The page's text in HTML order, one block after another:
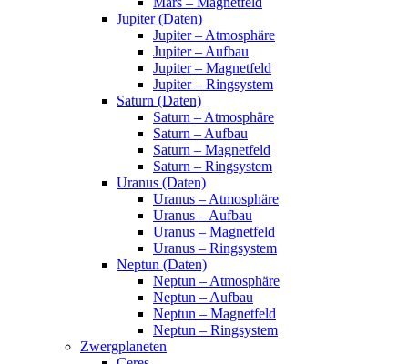
Jupiter (Daten)
Jupiter – Atmosphäre
Jupiter – Aufbau
Jupiter – Magnetfeld
Jupiter – Ringsystem
Saturn (Daten)
Saturn – Atmosphäre
Saturn – Aufbau
Saturn – Magnetfeld
Saturn – Ringsystem
Uranus (Daten)
Uranus – Atmosphäre
Uranus – Aufbau
Uranus – Magnetfeld
Uranus – Ringsystem
Neptun (Daten)
Neptun – Atmosphäre
Neptun – Aufbau
Neptun – Magnetfeld
Neptun – Ringsystem
Zwergplaneten